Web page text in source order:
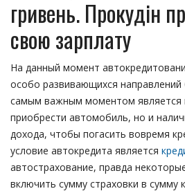
гривень. Прокудін
свою зарплату
На данный момент
особо развивающихся направлений
самым важным моментом является
приобрести автомобиль, но и
дохода, чтобы погасить вовремя
условие автокредита является
автострахование, правда
включить сумму страховки в сумму